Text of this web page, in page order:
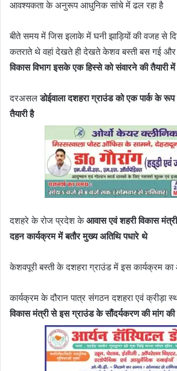
आवश्यकता के अनुरूप आधुनिक सांचे में ढल रहा है
बीते समय में जिस इलाके में घनी झाड़ियों की वजह से
कतराते थे वहां देखते ही देखते केशव बस्ती बस गई
विकास विभाग इसके एक हिस्से को संवारने की तैयारी
दरअसलडोईवाला दशहरा ग्राउंड को एक पार्क के
तैयारी है
दशहरे के रोज प्रदेश केआवास एवं शहरी विकास
दहन कार्यक्रम में बतौर मुख्य अतिथि पधारे थे
केशवपूरी बस्ती के दशहरा ग्राउंड में इस कार्यक्रम का
कार्यक्रम के दौरान पात्र संगठन दशहरा एवं क्रीड़ा
विकास मंत्री से इस ग्राउंड के सौंदर्यकरण की मांग की